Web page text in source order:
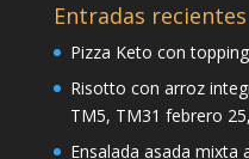
Entradas recientes
Pizza Keto con
Risotto con arroz
TM5, TM31 febrero
Ensalada asada mixta